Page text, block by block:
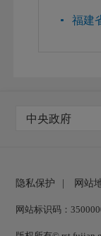
福建
中央政府
隐私保护 网站
网站标识码：